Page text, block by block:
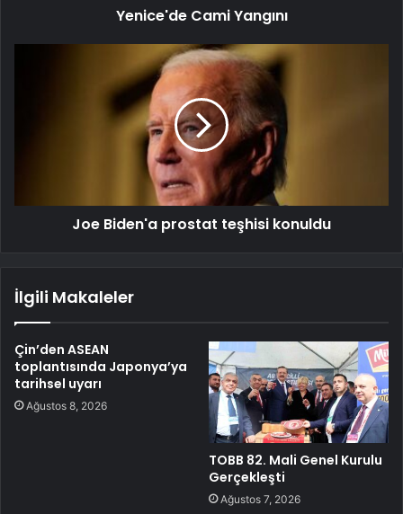
Yenice'de Cami Yangını
Joe Biden'a prostat teşhisi konuldu
İlgili Makaleler
Çin’den ASEAN
toplantısında Japonya’ya
tarihsel uyarı
Ağustos 8, 2026
TOBB 82. Mali Genel Kurulu
Gerçekleşti
Ağustos 7, 2026